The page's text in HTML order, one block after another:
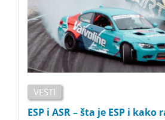
VESTI
ESP i ASR – šta je ESP i kako